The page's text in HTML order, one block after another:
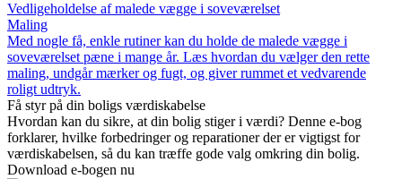
Vedligeholdelse af malede vægge i soveværelset
Maling
Med nogle få, enkle rutiner kan du holde de malede vægge i
soveværelset pæne i mange år. Læs hvordan du vælger den rette
maling, undgår mærker og fugt, og giver rummet et vedvarende
roligt udtryk.
Få styr på din boligs værdiskabelse
Hvordan kan du sikre, at din bolig stiger i værdi? Denne e-bog
forklarer, hvilke forbedringer og reparationer der er vigtigst for
værdiskabelsen, så du kan træffe gode valg omkring din bolig.
Download e-bogen nu